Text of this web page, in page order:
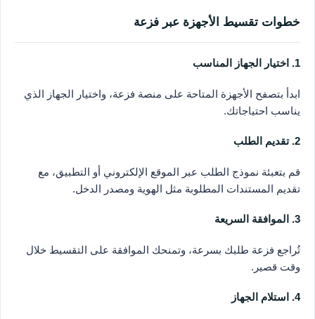
خطوات تقسيط الأجهزة عبر فزعة
1. اختيار الجهاز المناسب
ابدأ بتصفح الأجهزة المتاحة على منصة فزعة، واختيار الجهاز الذي
يناسب احتياجاتك.
2. تقديم الطلب
قم بتعبئة نموذج الطلب عبر الموقع الإلكتروني أو التطبيق، مع
تقديم المستندات المطلوبة مثل الهوية ومصدر الدخل.
3. الموافقة السريعة
تُراجع فزعة طلبك بسرعة، وتمنحك الموافقة على التقسيط خلال
وقت قصير.
4. استلام الجهاز